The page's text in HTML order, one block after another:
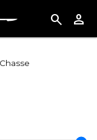
search person
Chasse